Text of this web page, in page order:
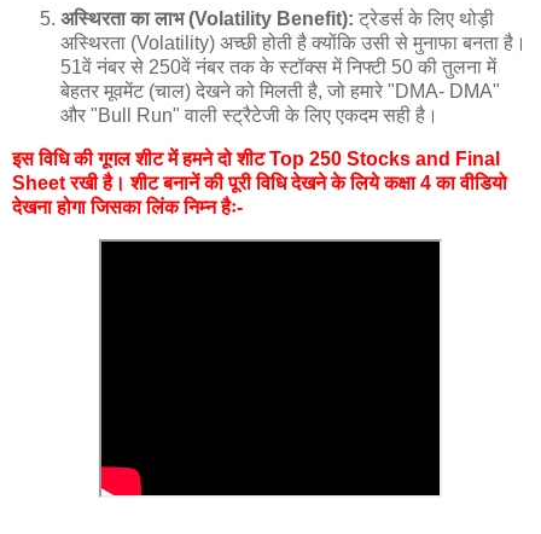
अस्थिरता का लाभ (Volatility Benefit): ट्रेडर्स के लिए थोड़ी
अस्थिरता (Volatility) अच्छी होती है क्योंकि उसी से मुनाफा बनता है।
51वें नंबर से 250वें नंबर तक के स्टॉक्स में निफ्टी 50 की तुलना में
बेहतर मूवमेंट (चाल) देखने को मिलती है, जो हमारे "DMA- DMA"
और "Bull Run" वाली स्ट्रैटेजी के लिए एकदम सही है।
इस विधि की गूगल शीट में हमने दो शीट Top 250 Stocks and Final
Sheet रखी है। शीट बनानें की पूरी विधि देखने के लिये कक्षा 4 का वीडियो
देखना होगा जिसका लिंक निम्न हैः-